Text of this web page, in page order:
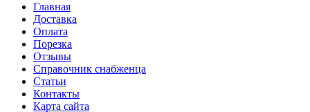
Главная
Доставка
Оплата
Порезка
Отзывы
Справочник снабженца
Статьи
Контакты
Карта сайта